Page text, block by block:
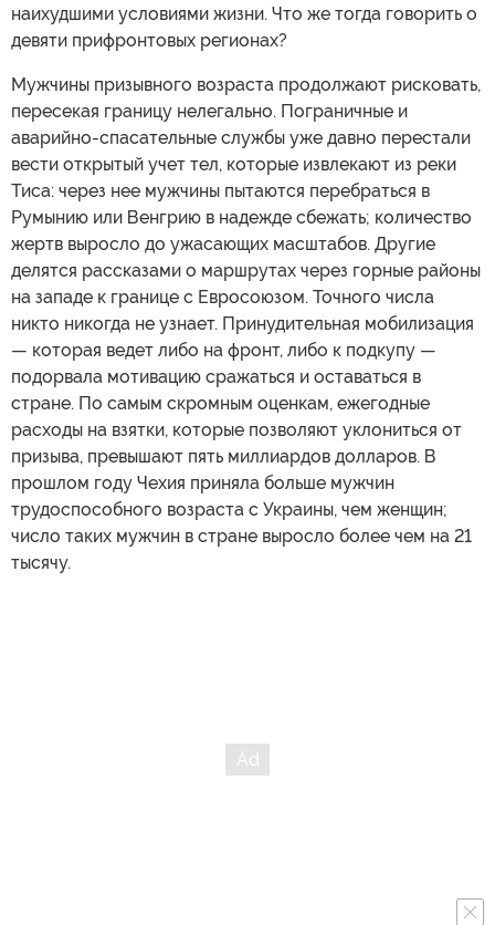
наихудшими условиями жизни. Что же тогда говорить о
девяти прифронтовых регионах?
Мужчины призывного возраста продолжают рисковать,
пересекая границу нелегально. Пограничные и
аварийно-спасательные службы уже давно перестали
вести открытый учет тел, которые извлекают из реки
Тиса: через нее мужчины пытаются перебраться в
Румынию или Венгрию в надежде сбежать; количество
жертв выросло до ужасающих масштабов. Другие
делятся рассказами о маршрутах через горные районы
на западе к границе с Евросоюзом. Точного числа
никто никогда не узнает. Принудительная мобилизация
— которая ведет либо на фронт, либо к подкупу —
подорвала мотивацию сражаться и оставаться в
стране. По самым скромным оценкам, ежегодные
расходы на взятки, которые позволяют уклониться от
призыва, превышают пять миллиардов долларов. В
прошлом году Чехия приняла больше мужчин
трудоспособного возраста с Украины, чем женщин;
число таких мужчин в стране выросло более чем на 21
тысячу.